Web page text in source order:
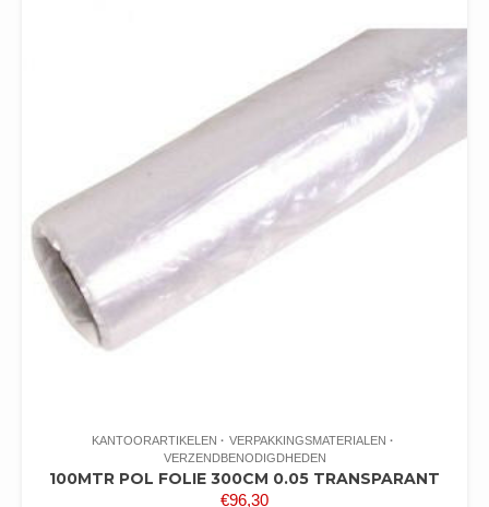
KANTOORARTIKELEN
VERPAKKINGSMATERIALEN
VERZENDBENODIGDHEDEN
100MTR POL FOLIE 300CM 0.05 TRANSPARANT
€96,30